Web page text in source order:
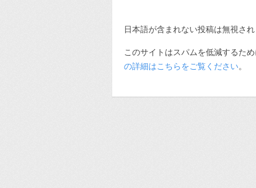
日本語が含まれない投稿は無視さ
このサイトはスパムを低減するた
の詳細はこちらをご覧ください。